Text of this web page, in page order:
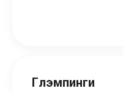
Глэмпинги